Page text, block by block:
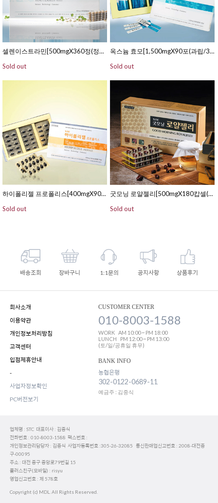
셀렌이스트라민[500mgX360정(정제/90일분)]
Sold out
옥스늄 효모[1,500mgX90포(과립/30일분)]
Sold out
하이폴리젤 프로폴리스[400mgX90캅셀(연질캅셀/15일분)]
Sold out
굿모닝 로얄젤리[500mgX180캅셀(연질캅셀/60일분)]
Sold out
배송조회 장바구니 1:1문의 공지사항 상품후기
회사소개
이용약관
개인정보처리방침
고객센터
입점제휴안내
-
사업자정보확인
PC버전보기
CUSTOMER CENTER
010-8003-1588
WORK AM 10:00 ~ PM 18:00
LUNCH
PM 12:00 ~ PM 13:00
(토/일/공휴일 휴무)
BANK INFO
농협은행
302-0122-0689-11
예금주 : 김중식
업체명 : STC 대표이사 : 김중식
전화번호 : 010-8003-1588 팩스번호 :
개인정보관리담당자 : 김중식 사업자등록번호 :305-26-32085 통신판매업신고번호 : 2008-대전중
구-00095
주소 : 대전 중구 중앙로79번길 15
플러스친구(모바일) : risyu
영업신고번호 : 제 578호
Copyright (c) MDL. All Rights Reserved.